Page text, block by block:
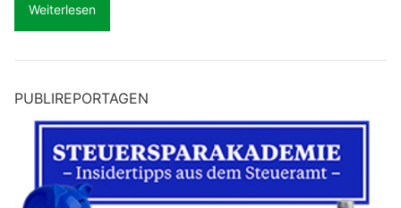
Weiterlesen
PUBLIREPORTAGEN